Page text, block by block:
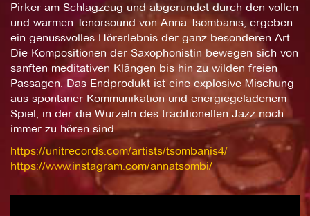
Pirker am Schlagzeug und abgerundet durch den vollen
und warmen Tenorsound von Anna Tsombanis, ergeben
ein genussvolles Hörerlebnis der ganz besonderen Art.
Die Kompositionen der Saxophonistin bewegen sich von
sanften meditativen Klängen bis hin zu wilden freien
Passagen. Das Endprodukt ist eine explosive Mischung
aus spontaner Kommunikation und energiegeladenem
Spiel, in der die Wurzeln des traditionellen Jazz noch
immer zu hören sind.
https://unitrecords.com/artists/tsombanis4/
https://www.instagram.com/annatsombi/